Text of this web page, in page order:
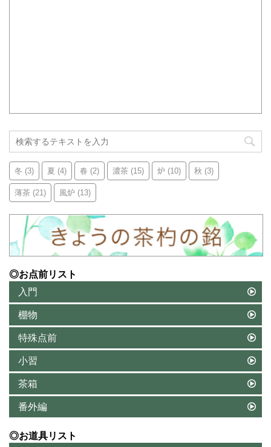
冬 (3) 夏 (4) 春 (2) 濃茶 (15) 炉 (10) 秋 (3)
薄茶 (21) 風炉 (13)
◎お点前リスト
入門
棚物
特殊点前
小習
茶箱
番外編
◎お道具リスト